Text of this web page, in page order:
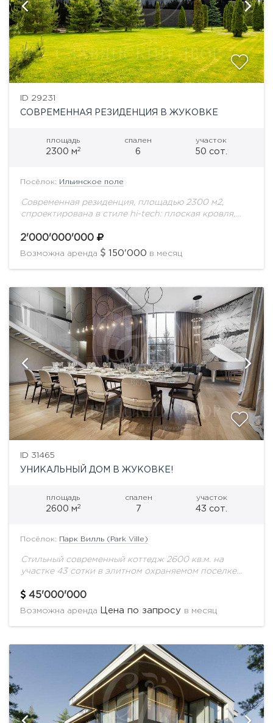
ID 29231
СОВРЕМЕННАЯ РЕЗИДЕНЦИЯ В ЖУКОВКЕ
площадь
2300 м2
спален
6
участок
50 сот.
Посёлок: Ильинское поле
Современная резиденция, площадью 2300 м2,
спроектирована в стиле hi-tech: плоская кровля,
натуральным камнем. Контраст гладких стеклянных
поверхностей с фактурным кирпичом
2'000'000'000
Возможна аренда 150'000 в месяц
ID 31465
УНИКАЛЬНЫЙ ДОМ В ЖУКОВКЕ!
площадь
2600 м2
спален
7
участок
43 сот.
Посёлок: Парк Вилль (Park Ville)
Стильный современный коттедж 2600 кв.м. на
участке 43 сотки в элитном охраняемом поселке
дизайнерский ремонт. Дорогая отделка с
использованием премиальных натуральных
45'000'000
Возможна аренда Цена по запросу в месяц